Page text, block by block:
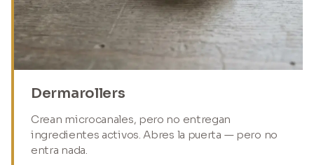
Dermarollers
Crean microcanales, pero no entregan
ingredientes activos. Abres la puerta — pero no
entra nada.